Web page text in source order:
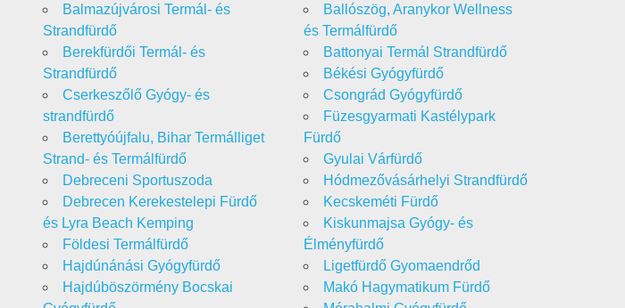
Balmazújvárosi Termál- és
Strandfürdő
Berekfürdői Termál- és
Strandfürdő
Cserkeszőlő Gyógy- és
strandfürdő
Berettyóújfalu, Bihar Termálliget
Strand- és Termálfürdő
Debreceni Sportuszoda
Debrecen Kerekestelepi Fürdő
és Lyra Beach Kemping
Földesi Termálfürdő
Hajdúnánási Gyógyfürdő
Hajdúböszörmény Bocskai
Ballószög, Aranykor Wellness
és Termálfürdő
Battonyai Termál Strandfürdő
Békési Gyógyfürdő
Csongrád Gyógyfürdő
Füzesgyarmati Kastélypark
Fürdő
Gyulai Várfürdő
Hódmezővásárhelyi Strandfürdő
Kecskeméti Fürdő
Kiskunmajsa Gyógy- és
Élményfürdő
Ligetfürdő Gyomaendrőd
Makó Hagymatikum Fürdő